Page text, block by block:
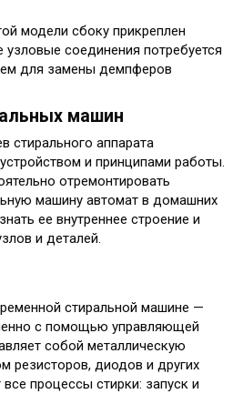
модели сбоку прикреплен
узловые соединения потребуется
для замены демпферов
машин
стирального аппарата
и принципами работы.
отремонтировать
машину автомат в домашних
ее внутреннее строение и
и деталей.
стиральной машине —
с помощью управляющей
собой металлическую
резисторов, диодов и других
процессы стирки: запуск и